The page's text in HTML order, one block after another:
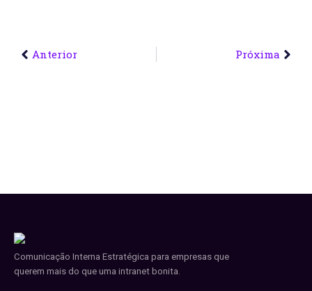
Anterior Próxima
Comunicação Interna Estratégica para empresas que
querem mais do que uma intranet bonita.